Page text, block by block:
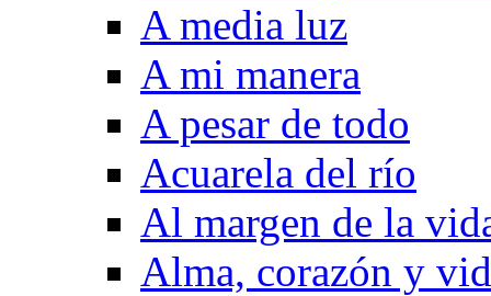
A media luz
A mi manera
A pesar de todo
Acuarela del río
Al margen de la
Alma, corazón y